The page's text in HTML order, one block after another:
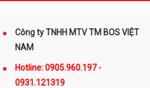
Công ty TNHH MTV TM BOS VIỆT
NAM
Hotline: 0905.960.197 -
0931.121319